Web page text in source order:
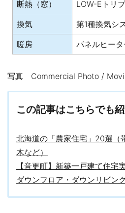
断熱（窓） LOW-Eトリ
換気 第1種換気シ
暖房 パネルヒータ
写真 Commercial Photo /
この記事はこちらでも
北海道の「農家住宅」20選（
木など）
【音更町】新築一戸建て住宅
ダウンフロア・ダウンリビン